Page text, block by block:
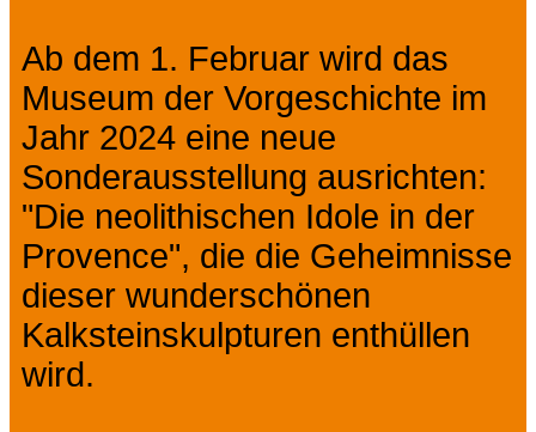
Ab dem 1. Februar wird das
Museum der Vorgeschichte im
Jahr 2024 eine neue
Sonderausstellung ausrichten:
"Die neolithischen Idole in der
Provence", die die Geheimnisse
dieser wunderschönen
Kalksteinskulpturen enthüllen
wird.